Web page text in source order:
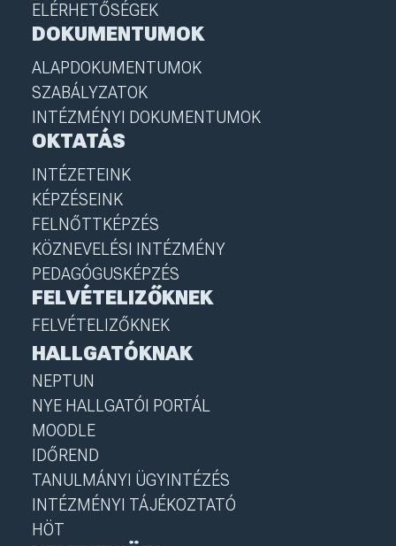
ELÉRHETŐSÉGEK
DOKUMENTUMOK
ALAPDOKUMENTUMOK
SZABÁLYZATOK
INTÉZMÉNYI DOKUMENTUMOK
OKTATÁS
INTÉZETEINK
KÉPZÉSEINK
FELNŐTTKÉPZÉS
KÖZNEVELÉSI INTÉZMÉNY
PEDAGÓGUSKÉPZÉS
FELVÉTELIZŐKNEK
FELVÉTELIZŐKNEK
HALLGATÓKNAK
NEPTUN
NYE HALLGATÓI PORTÁL
MOODLE
IDŐREND
TANULMÁNYI ÜGYINTÉZÉS
INTÉZMÉNYI TÁJÉKOZTATÓ
HÖT